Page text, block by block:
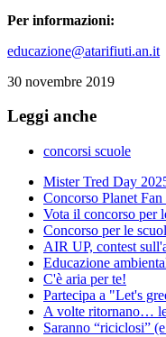
Per informazioni:
educazione@atarifiuti.an.it
30 novembre 2019
Leggi anche
concorsi scuole
Mister Tred Day
Concorso Planet
Vota il concorso per
Concorso per le
AIR UP, contest
Educazione
C'è aria per te!
Partecipa a "Let's
A volte ritornano…
Saranno “riciclosi”